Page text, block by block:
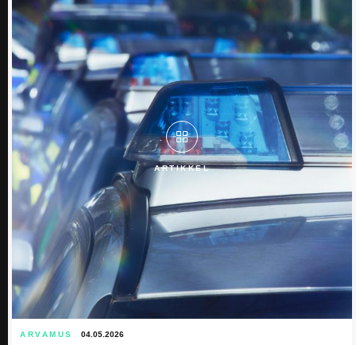
ARTIKKEL
ARVAMUS 04.05.2026